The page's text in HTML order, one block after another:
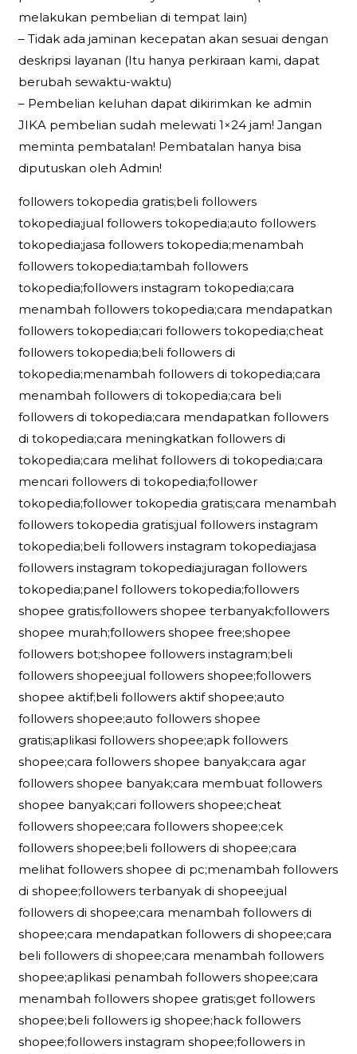
melakukan pembelian di tempat lain)
– Tidak ada jaminan kecepatan akan sesuai dengan
deskripsi layanan (Itu hanya perkiraan kami, dapat
berubah sewaktu-waktu)
– Pembelian keluhan dapat dikirimkan ke admin
JIKA pembelian sudah melewati 1×24 jam! Jangan
meminta pembatalan! Pembatalan hanya bisa
diputuskan oleh Admin!
followers tokopedia gratis;beli followers
tokopedia;jual followers tokopedia;auto followers
tokopedia;jasa followers tokopedia;menambah
followers tokopedia;tambah followers
tokopedia;followers instagram tokopedia;cara
menambah followers tokopedia;cara mendapatkan
followers tokopedia;cari followers tokopedia;cheat
followers tokopedia;beli followers di
tokopedia;menambah followers di tokopedia;cara
menambah followers di tokopedia;cara beli
followers di tokopedia;cara mendapatkan followers
di tokopedia;cara meningkatkan followers di
tokopedia;cara melihat followers di tokopedia;cara
mencari followers di tokopedia;follower
tokopedia;follower tokopedia gratis;cara menambah
followers tokopedia gratis;jual followers instagram
tokopedia;beli followers instagram tokopedia;jasa
followers instagram tokopedia;juragan followers
tokopedia;panel followers tokopedia;followers
shopee gratis;followers shopee terbanyak;followers
shopee murah;followers shopee free;shopee
followers bot;shopee followers instagram;beli
followers shopee;jual followers shopee;followers
shopee aktif;beli followers aktif shopee;auto
followers shopee;auto followers shopee
gratis;aplikasi followers shopee;apk followers
shopee;cara followers shopee banyak;cara agar
followers shopee banyak;cara membuat followers
shopee banyak;cari followers shopee;cheat
followers shopee;cara followers shopee;cek
followers shopee;beli followers di shopee;cara
melihat followers shopee di pc;menambah followers
di shopee;followers terbanyak di shopee;jual
followers di shopee;cara menambah followers di
shopee;cara mendapatkan followers di shopee;cara
beli followers di shopee;cara menambah followers
shopee;aplikasi penambah followers shopee;cara
menambah followers shopee gratis;get followers
shopee;beli followers ig shopee;hack followers
shopee;followers instagram shopee;followers in